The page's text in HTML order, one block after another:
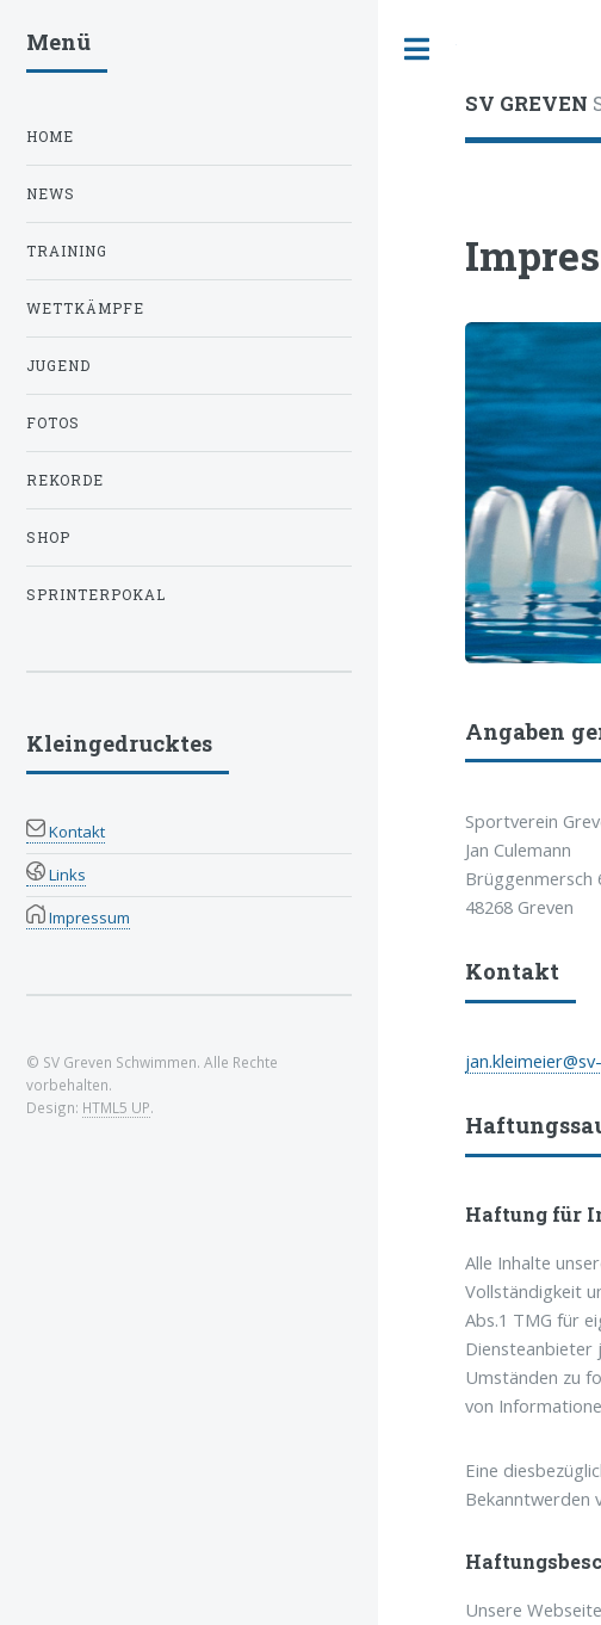
SV GREVEN
Angaben
Sportverein
Jan Culemann
Brüggenmersch
48268 Greven
Kontakt
Haftung für
Alle Inhalte
Vollständigkeit
Abs.1 TMG für
Diensteanbieter
Umständen zu
von
Eine
Bekanntwerden
Unsere
Menü
HOME
NEWS
TRAINING
WETTKÄMPFE
JUGEND
FOTOS
REKORDE
SHOP
SPRINTERPOKAL
Kleingedrucktes
Kontakt
Links
Impressum
© SV Greven Schwimmen. Alle Rechte
vorbehalten.
Design: HTML5 UP.